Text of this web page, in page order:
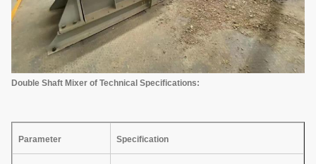
Double Shaft Mixer of Technical Specifications:
Parameter Specification